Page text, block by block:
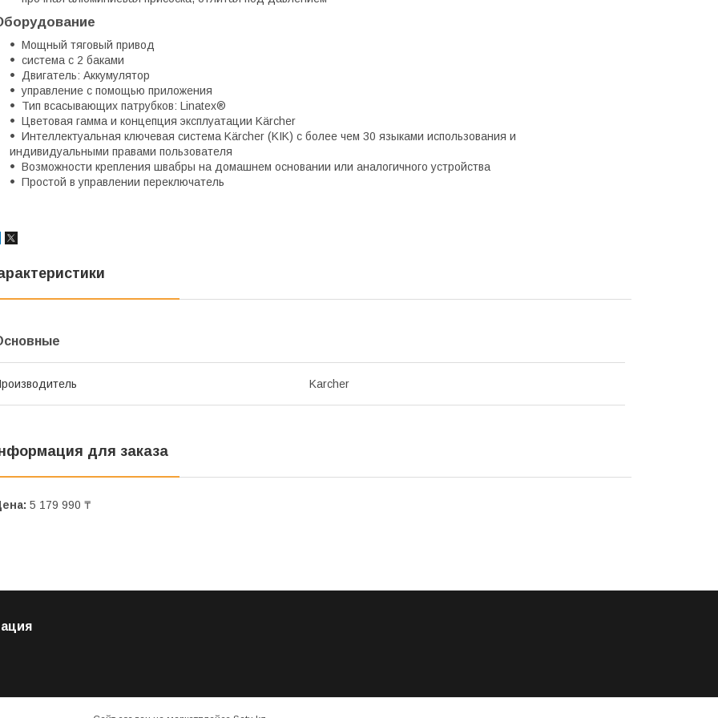
Мощный тяговый привод
система с 2 баками
Двигатель: Аккумулятор
управление с помощью приложения
Тип всасывающих патрубков: Linatex®
Цветовая гамма и концепция эксплуатации Kärcher
Интеллектуальная ключевая система Kärcher (KIK) с более чем 30 языками использования и
индивидуальными правами пользователя
Возможности крепления швабры на домашнем основании или аналогичного устройства
Простой в управлении переключатель
Karcher
для заказа
5 179 990 ₸